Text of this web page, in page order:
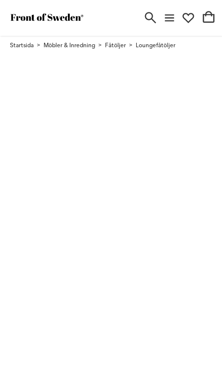
Startsida Möbler & Inredning Fåtöljer Loungefåtöljer